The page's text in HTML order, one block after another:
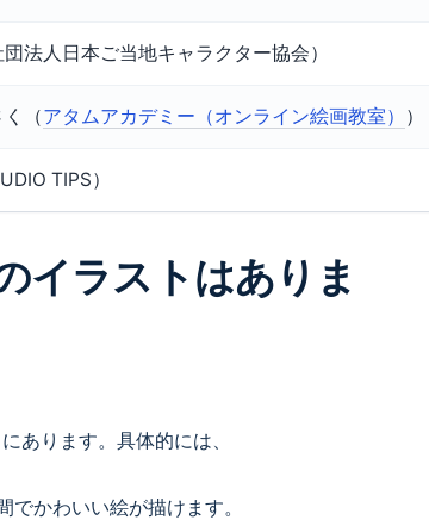
法人日本ご当地キャラクター協会）
（アタムアカデミー（オンライン絵画教室） ）
TIPS）
イラストはありま
あります。具体的には、
かわいい絵が描けます。